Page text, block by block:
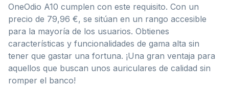
OneOdio A10 cumplen con este requisito. Con un
precio de 79,96 €, se sitúan en un rango accesible
para la mayoría de los usuarios. Obtienes
características y funcionalidades de gama alta sin
tener que gastar una fortuna. ¡Una gran ventaja para
aquellos que buscan unos auriculares de calidad sin
romper el banco!